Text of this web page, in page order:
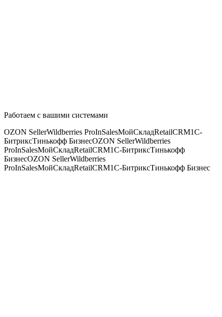
Работаем с вашими системами
OZON SellerWildberries ProInSalesМойСкладRetailCRM1С-
БитриксТинькофф БизнесOZON SellerWildberries
ProInSalesМойСкладRetailCRM1С-БитриксТинькофф
БизнесOZON SellerWildberries
ProInSalesМойСкладRetailCRM1С-БитриксТинькофф Бизнес